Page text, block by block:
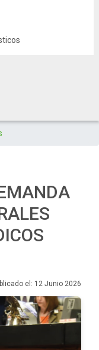
el: 12 Junio 2026